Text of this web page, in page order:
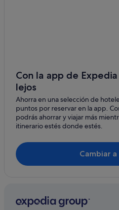
Hoteles con bar en Amelia
Hoteles de 3 estrellas en
Alviano hoteles
Hoteles cerca de Yacimiento
Tufo
Hoteles con spa en Orvieto
Civitella Del Lago hoteles
Con la app de
lejos
Ahorra en una selección de
puntos por reservar en la app.
podrás ahorrar y viajar más
itinerario estés donde estés.
Cambiar